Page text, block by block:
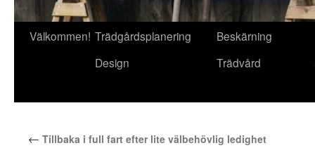
GåVälkommen! Trädgårdsplanering
Design
Beskärning
Trädvård
← Tillbaka i full fart efter lite välbehövlig ledighet